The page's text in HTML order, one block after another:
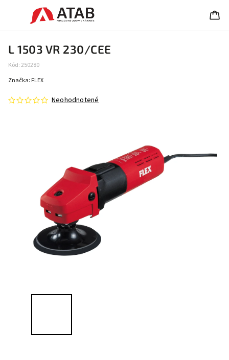
L 1503 VR 230/CEE
Kód:250280
Neohodnotené
Značka: FLEX